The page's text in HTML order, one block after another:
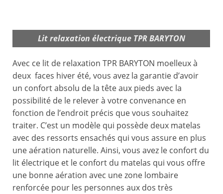
Lit relaxation électrique TPR BARYTON
Avec ce lit de relaxation TPR BARYTON moelleux à
deux faces hiver été, vous avez la garantie d’avoir
un confort absolu de la tête aux pieds avec la
possibilité de le relever à votre convenance en
fonction de l’endroit précis que vous souhaitez
traiter. C’est un modèle qui possède deux matelas
avec des ressorts ensachés qui vous assure en plus
une aération naturelle. Ainsi, vous avez le confort du
lit électrique et le confort du matelas qui vous offre
une bonne aération avec une zone lombaire
renforcée pour les personnes aux dos très